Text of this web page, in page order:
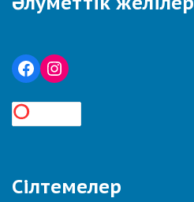
Сілтемелер